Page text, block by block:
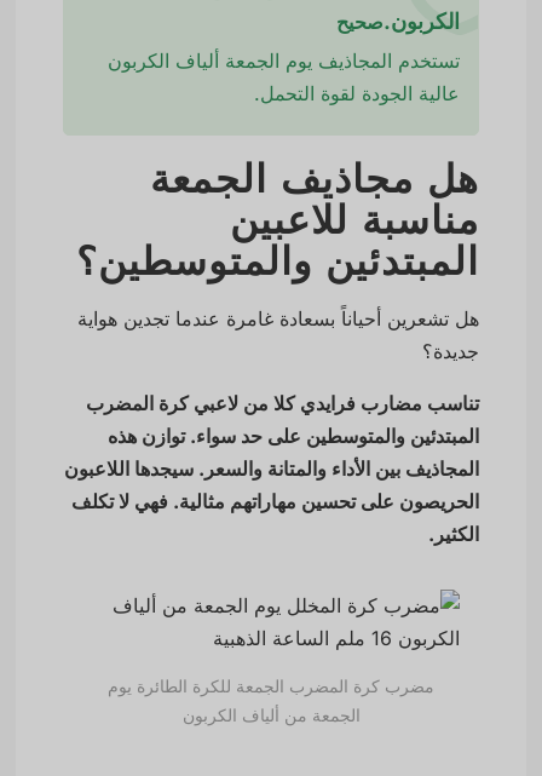
الكربون.صحيح
تستخدم المجاذيف يوم الجمعة ألياف الكربون
عالية الجودة لقوة التحمل.
هل مجاذيف الجمعة
مناسبة للاعبين
المبتدئين والمتوسطين؟
هل تشعرين أحياناً بسعادة غامرة عندما تجدين هواية
جديدة؟
تناسب مضارب فرايدي كلا من لاعبي كرة المضرب
المبتدئين والمتوسطين على حد سواء. توازن هذه
المجاذيف بين الأداء والمتانة والسعر. سيجدها اللاعبون
الحريصون على تحسين مهاراتهم مثالية. فهي لا تكلف
الكثير.
مضرب كرة المضرب الجمعة للكرة الطائرة يوم
الجمعة من ألياف الكربون